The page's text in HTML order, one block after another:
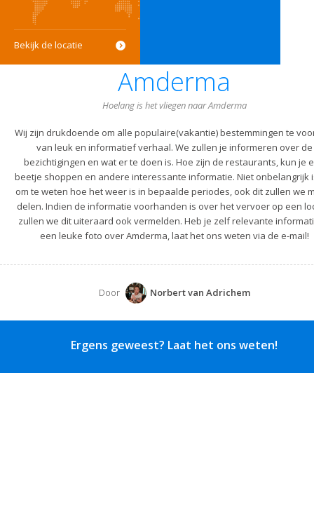
Bekijk de locatie
Amderma
Hoelang is het vliegen naar Amderma
Wij zijn drukdoende om alle populaire(vakantie) bestemmingen te
van leuk en informatief verhaal. We zullen je informeren over de
bezichtigingen en wat er te doen is. Hoe zijn de restaurants, kun je
beetje shoppen en andere interessante informatie. Niet onbelangrijk
om te weten hoe het weer is in bepaalde periodes, ook dit zullen we
delen. Indien de informatie voorhanden is over het vervoer op een
zullen we dit uiteraard ook vermelden. Heb je zelf relevante
een leuke foto over Amderma, laat het ons weten via de e-mail!
Door Norbert van Adrichem
Ergens geweest? Laat het ons weten!